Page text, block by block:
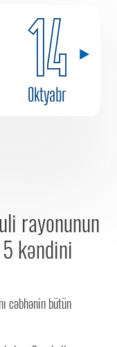
14
Oktyabr
rayonunun
kəndini
cəbhənin bütün